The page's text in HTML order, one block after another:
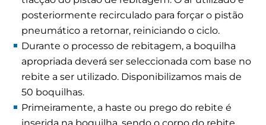
posteriormente recirculado para forçar o pistão
pneumático a retornar, reiniciando o ciclo.
Durante o processo de rebitagem, a boquilha
apropriada deverá ser seleccionada com base no
rebite a ser utilizado. Disponibilizamos mais de
50 boquilhas.
Primeiramente, a haste ou prego do rebite é
inserida na boquilha, sendo o corpo do rebite